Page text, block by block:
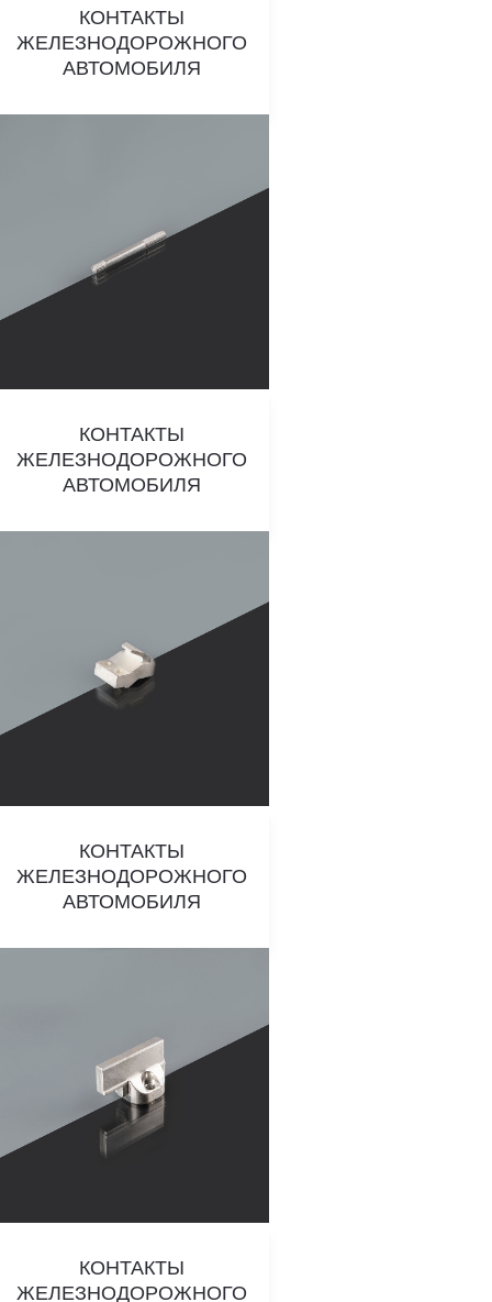
КОНТАКТЫ
ЖЕЛЕЗНОДОРОЖНОГО
АВТОМОБИЛЯ
КОНТАКТЫ
ЖЕЛЕЗНОДОРОЖНОГО
АВТОМОБИЛЯ
КОНТАКТЫ
ЖЕЛЕЗНОДОРОЖНОГО
АВТОМОБИЛЯ
КОНТАКТЫ
ЖЕЛЕЗНОДОРОЖНОГО